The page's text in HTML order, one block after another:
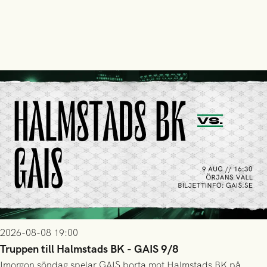
2026-08-08 19:00
Truppen till Halmstads BK - GAIS 9/8